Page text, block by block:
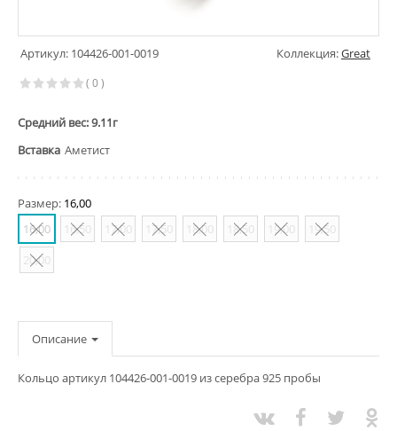
Артикул: 104426-001-0019 Коллекция:Great
( 0 )
Средний вес: 9.11г
Вставка Аметист
Размер: 16,00
16,00
16,50 17,00 17,50 18,00 18,50 19,00
19,50
20,00
Описание
Кольцо артикул 104426-001-0019 из серебра 925 пробы